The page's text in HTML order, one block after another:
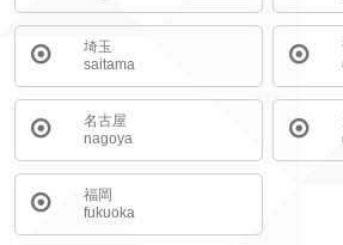
埼玉
saitama
名古屋
nagoya
福岡
fukuoka